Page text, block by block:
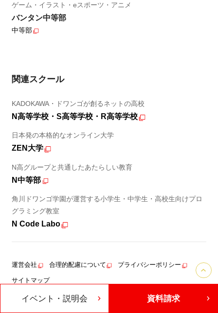
ゲーム・イラスト・eスポーツ・アニメ
バンタン中等部
中等部
関連スクール
KADOKAWA・ドワンゴが創るネットの高校
N高等学校・S高等学校・R高等学校
日本発の本格的なオンライン大学
ZEN大学
N高グループと共通したあたらしい教育
N中等部
角川ドワンゴ学園が運営する小学生・中学生・高校生向けプロ
グラミング教室
N Code Labo
運営会社 合理的配慮について プライバシーポリシー
サイトマップ
イベント・説明会 資料請求